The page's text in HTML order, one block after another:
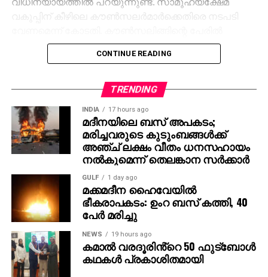
വകുപ്പിന് കീഴിലെ കൗണ്‍സലര്‍മാര്‍ക്കെതിരെ നടപടി
കൗണ്‍സലര്‍മാര്‍ കുട്ടിയെ മാനസികമായി
പീഡിപ്പിച്ചുവെന്നും അവര്‍ ജോലിയില്‍ തുടരാന്‍
പാലത്തായി പോക്സോ കേസില്‍ കഴിഞ്ഞ
ശനിയാഴ്ചയാണ് തലശ്ശേരി ജില്ലാ പോക്സോ കോടതി
പ്രതി കെ.പത്മരാജന് മരണംവരെ ജീവപരന്ത്യം
ശിക്ഷവിധിച്ചത്. ഈ വിധിന്യായത്തിലാണ് മുന്‍
ശിശുക്ഷേമ വകുപ്പ് മന്ത്രിയായിരുന്ന കെ.കെ
ശൈലജയെ കുറിച്ചുള്ള പരാമര്‍ശമുള്ളത്. 2020
മാര്‍ച്ചില്‍ രജിസ്റ്റര്‍ ചെയ്ത കേസില്‍ ആദ്യത്തെ രണ്ട്
മാസം കൗണ്‍സലര്‍മാരുടെ ഭാഗത്ത് നിന്ന് വളരെ
മോശമായ അനുഭവമാണ് കുട്ടിക്കുണ്ടായത്.
ഈ സാഹചര്യത്തിലാണ് അന്നത്തെ വനിതാ
ശിശുക്ഷേമ വകുപ്പ് മന്ത്രിയായ കെ.കെ ശൈലജക്ക്
മാതാവ് പരാതി നല്‍കുന്നത്. കൗണ്‍സലര്‍മാരുടെ
CONTINUE READING
TRENDING
INDIA 17 hours ago
മദീനയിലെ ബസ് അപകടം;
മരിച്ചവരുടെ കുടുംബങ്ങള്‍ക്ക്
അഞ്ച് ലക്ഷം വീതം ധനസഹായം
നല്‍കുമെന്ന് തെലങ്കാന സര്‍ക്കാര്‍
GULF 1 day ago
മക്കമദീന ഹൈവേയില്‍
ഭീകരാപകടം: ഉംറ ബസ് കത്തി, 40
പേര്‍ മരിച്ചു
NEWS 19 hours ago
കമാൽ വരദൂരിൻ്റെ 50 ഫുട്ബോൾ
കഥകൾ പ്രകാശിതമായി